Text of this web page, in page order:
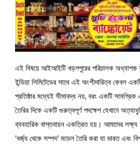
এই বিষয়ে আইআইটি খড়গপুরের পরিচালক অধ্যাপক
ইন্ডিয়া লিমিটেডের সাথে এই অংশীদারিত্ব কেবল
প্রতিষ্ঠার মধ্যেই সীমাবদ্ধ নয়, বরং একটি
তৈরির দিকে একটি গুরুত্বপূর্ণ পদক্ষেপ যেখানে
ব্যবহারিক বাস্তবায়ন একত্রিত হয়। আমাদের
‘বর্জ্য থেকে সম্পদ’ মডেল তৈরি করা যা ভারত এবং